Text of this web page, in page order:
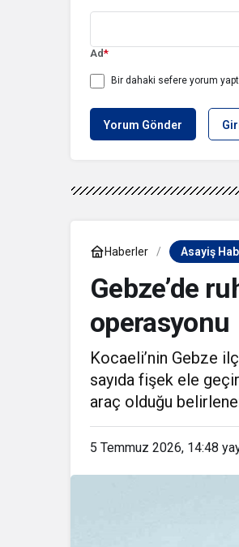
Ad*
Bir dahaki sefere yorum
Yorum Gönder
Haberler Asayiş
Gebze’de
operasyonu
Kocaeli’nin Gebze
sayıda fişek ele
araç olduğu
5 Temmuz 2026, 14:48